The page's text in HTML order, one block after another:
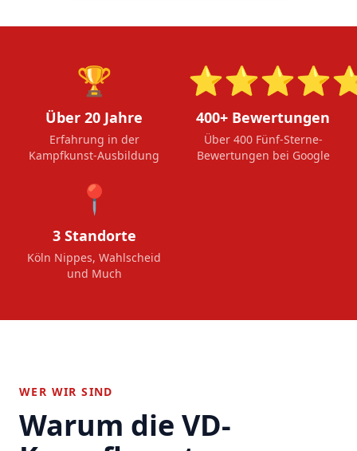
🏆
Über 20 Jahre
Erfahrung in der
Kampfkunst-Ausbildung
400+ Bewertungen
Über 400 Fünf-Sterne-
Bewertungen bei Google
📍
3 Standorte
Köln Nippes, Wahlscheid
und Much
WER WIR SIND
Warum die VD-